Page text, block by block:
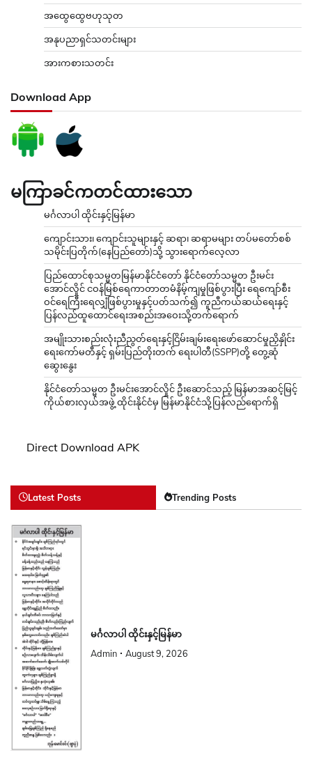
အထွေထွေဗဟုသုတ
အနုပညာရှင်သတင်းများ
အားကစားသတင်း
Download App
မကြာခင်ကတင်ထားသော
မင်္ဂလာပါ ထိုင်းနှင့်မြန်မာ
ကျောင်းသား၊ ကျောင်းသူများနှင့် ဆရာ၊ ဆရာမများ တပ်မတော်စစ်
သမိုင်းပြတိုက်(နေပြည်တော်)သို့ သွားရောက်လေ့လာ
ပြည်ထောင်စုသမ္မတမြန်မာနိုင်ငံတော် နိုင်ငံတော်သမ္မတ ဦးမင်း
အောင်လှိုင် ငဝန်မြစ်ရေကာတာတမံနိမ့်ကျမှုဖြစ်ပွားပြီး ရေကျော်စီး
ဝင်ရေကြီးရေလျှံဖြစ်ပွားမှုနှင့်ပတ်သက်၍ ကူညီကယ်ဆယ်ရေးနှင့်
ပြန်လည်ထူထောင်ရေးအစည်းအဝေးသို့တက်ရောက်
အမျိုးသားစည်းလုံးညီညွတ်ရေးနှင့်ငြိမ်းချမ်းရေးဖော်ဆောင်မှုညှိနှိုင်း
ရေးကော်မတီနှင့် ရှမ်းပြည်တိုးတက် ရေးပါတီ(SSPP)တို့ တွေ့ဆုံ
ဆွေးနွေး
နိုင်ငံတော်သမ္မတ ဦးမင်းအောင်လှိုင် ဦးဆောင်သည့် မြန်မာအဆင့်မြင့်
ကိုယ်စားလှယ်အဖွဲ့ ထိုင်းနိုင်ငံမှ မြန်မာနိုင်ငံသို့ပြန်လည်ရောက်ရှိ
Direct Download APK
Latest Posts Trending Posts
မင်္ဂလာပါ ထိုင်းနှင့်မြန်မာ
Admin August 9, 2026